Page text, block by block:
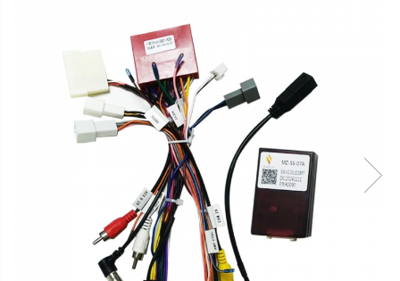
Accesorii
multimedia
Conectică
Auto
Lumini
ambientale